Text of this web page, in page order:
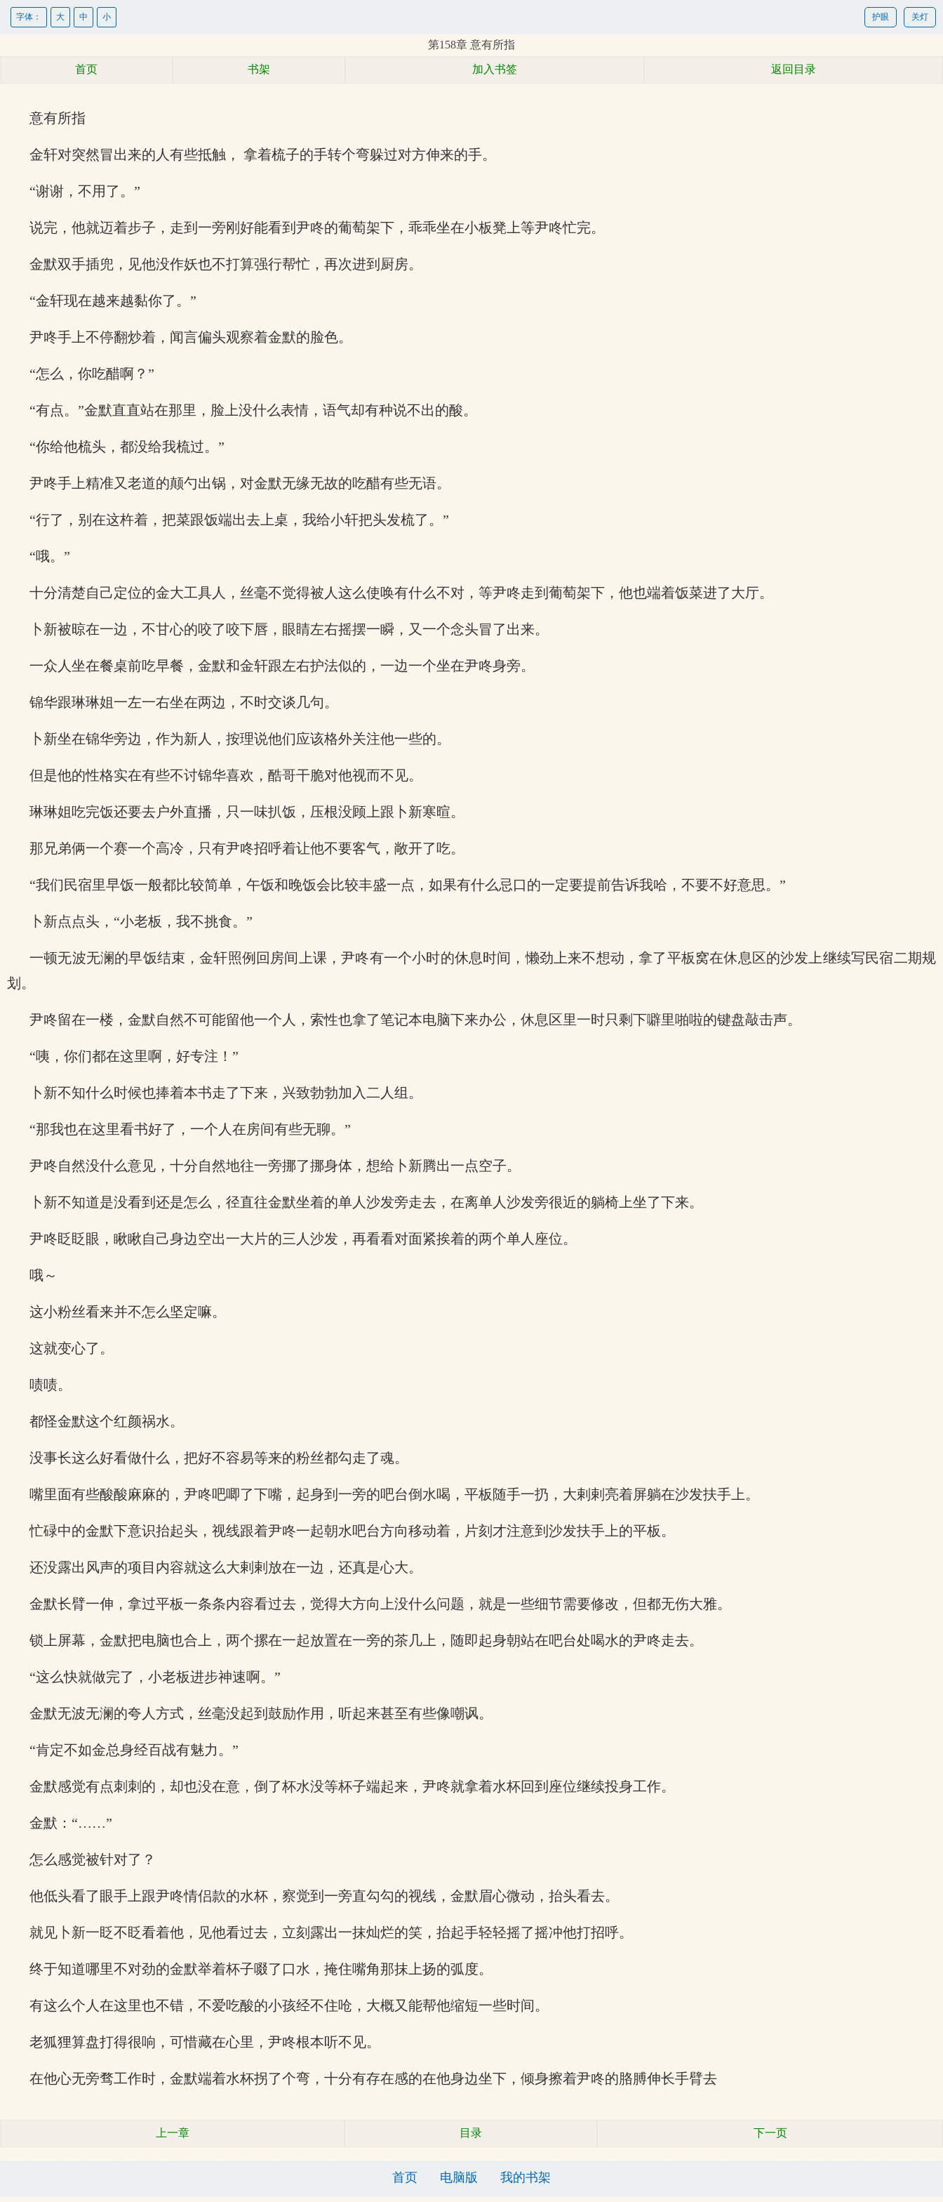
关灯
护眼
字体： 大 中 小
第158章 意有所指
首页 书架 加入书签 返回目录
意有所指
金轩对突然冒出来的人有些抵触， 拿着梳子的手转个弯躲过对方伸来的手。
“谢谢，不用了。”
说完，他就迈着步子，走到一旁刚好能看到尹咚的葡萄架下，乖乖坐在小板凳上等尹咚忙完。
金默双手插兜，见他没作妖也不打算强行帮忙，再次进到厨房。
“金轩现在越来越黏你了。”
尹咚手上不停翻炒着，闻言偏头观察着金默的脸色。
“怎么，你吃醋啊？”
“有点。”金默直直站在那里，脸上没什么表情，语气却有种说不出的酸。
“你给他梳头，都没给我梳过。”
尹咚手上精准又老道的颠勺出锅，对金默无缘无故的吃醋有些无语。
“行了，别在这杵着，把菜跟饭端出去上桌，我给小轩把头发梳了。”
“哦。”
十分清楚自己定位的金大工具人，丝毫不觉得被人这么使唤有什么不对，等尹咚走到葡萄架下，他也端着饭菜进了大厅。
卜新被晾在一边，不甘心的咬了咬下唇，眼睛左右摇摆一瞬，又一个念头冒了出来。
一众人坐在餐桌前吃早餐，金默和金轩跟左右护法似的，一边一个坐在尹咚身旁。
锦华跟琳琳姐一左一右坐在两边，不时交谈几句。
卜新坐在锦华旁边，作为新人，按理说他们应该格外关注他一些的。
但是他的性格实在有些不讨锦华喜欢，酷哥干脆对他视而不见。
琳琳姐吃完饭还要去户外直播，只一味扒饭，压根没顾上跟卜新寒暄。
那兄弟俩一个赛一个高冷，只有尹咚招呼着让他不要客气，敞开了吃。
“我们民宿里早饭一般都比较简单，午饭和晚饭会比较丰盛一点，如果有什么忌口的一定要提前告诉我哈，不要不好意思。”
卜新点点头，“小老板，我不挑食。”
一顿无波无澜的早饭结束，金轩照例回房间上课，尹咚有一个小时的休息时间，懒劲上来不想动，拿了平板窝在休息区的沙发上继续写民宿二期规
划。
尹咚留在一楼，金默自然不可能留他一个人，索性也拿了笔记本电脑下来办公，休息区里一时只剩下噼里啪啦的键盘敲击声。
“咦，你们都在这里啊，好专注！”
卜新不知什么时候也捧着本书走了下来，兴致勃勃加入二人组。
“那我也在这里看书好了，一个人在房间有些无聊。”
尹咚自然没什么意见，十分自然地往一旁挪了挪身体，想给卜新腾出一点空子。
卜新不知道是没看到还是怎么，径直往金默坐着的单人沙发旁走去，在离单人沙发旁很近的躺椅上坐了下来。
尹咚眨眨眼，瞅瞅自己身边空出一大片的三人沙发，再看看对面紧挨着的两个单人座位。
哦～
这小粉丝看来并不怎么坚定嘛。
这就变心了。
啧啧。
都怪金默这个红颜祸水。
没事长这么好看做什么，把好不容易等来的粉丝都勾走了魂。
嘴里面有些酸酸麻麻的，尹咚吧唧了下嘴，起身到一旁的吧台倒水喝，平板随手一扔，大剌剌亮着屏躺在沙发扶手上。
忙碌中的金默下意识抬起头，视线跟着尹咚一起朝水吧台方向移动着，片刻才注意到沙发扶手上的平板。
还没露出风声的项目内容就这么大剌剌放在一边，还真是心大。
金默长臂一伸，拿过平板一条条内容看过去，觉得大方向上没什么问题，就是一些细节需要修改，但都无伤大雅。
锁上屏幕，金默把电脑也合上，两个摞在一起放置在一旁的茶几上，随即起身朝站在吧台处喝水的尹咚走去。
“这么快就做完了，小老板进步神速啊。”
金默无波无澜的夸人方式，丝毫没起到鼓励作用，听起来甚至有些像嘲讽。
“肯定不如金总身经百战有魅力。”
金默感觉有点刺刺的，却也没在意，倒了杯水没等杯子端起来，尹咚就拿着水杯回到座位继续投身工作。
金默：“……”
怎么感觉被针对了？
他低头看了眼手上跟尹咚情侣款的水杯，察觉到一旁直勾勾的视线，金默眉心微动，抬头看去。
就见卜新一眨不眨看着他，见他看过去，立刻露出一抹灿烂的笑，抬起手轻轻摇了摇冲他打招呼。
终于知道哪里不对劲的金默举着杯子啜了口水，掩住嘴角那抹上扬的弧度。
有这么个人在这里也不错，不爱吃酸的小孩经不住呛，大概又能帮他缩短一些时间。
老狐狸算盘打得很响，可惜藏在心里，尹咚根本听不见。
在他心无旁骛工作时，金默端着水杯拐了个弯，十分有存在感的在他身边坐下，倾身擦着尹咚的胳膊伸长手臂去
上一章 目录 下一页
首页 电脑版 我的书架